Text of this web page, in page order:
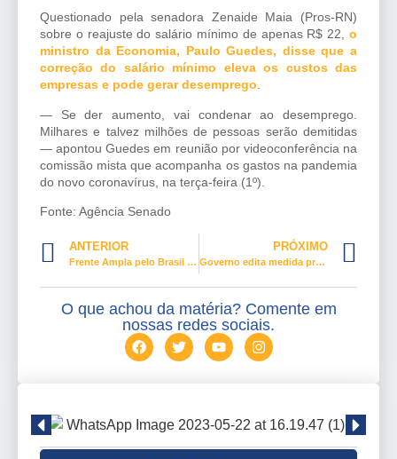
Questionado pela senadora Zenaide Maia (Pros-RN)
sobre o reajuste do salário mínimo de apenas R$ 22, o
ministro da Economia, Paulo Guedes, disse que a
correção do salário mínimo eleva os custos das
empresas e pode gerar desemprego.
— Se der aumento, vai condenar ao desemprego.
Milhares e talvez milhões de pessoas serão demitidas
— apontou Guedes em reunião por videoconferência na
comissão mista que acompanha os gastos na pandemia
do novo coronavírus, na terça-feira (1º).
Fonte: Agência Senado
ANTERIOR
Frente Ampla pelo Brasil deve discutir projeto de nação para o Brasil, diz Paim
PRÓXIMO
Governo edita medida provisória com auxílio emergencial de R$ 300 até dezembro
O que achou da matéria? Comente em
nossas redes sociais.